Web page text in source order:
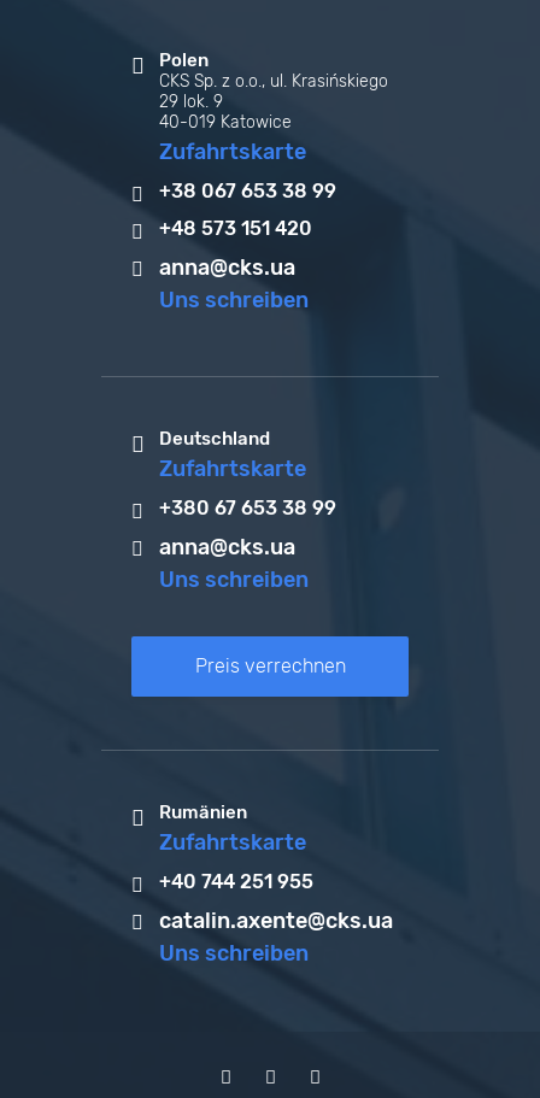
Polen
CKS Sp. z o.o., ul. Krasińskiego
29 lok. 9
40-019 Katowice
Zufahrtskarte
+38 067 653 38 99
+48 573 151 420
anna@cks.ua
Uns schreiben
Deutschland
Zufahrtskarte
+380 67 653 38 99
anna@cks.ua
Uns schreiben
Preis verrechnen
Rumänien
Zufahrtskarte
+40 744 251 955
catalin.axente@cks.ua
Uns schreiben